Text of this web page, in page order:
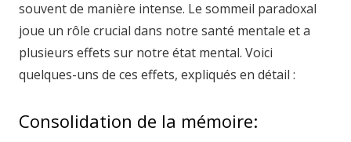
souvent de manière intense. Le sommeil paradoxal
joue un rôle crucial dans notre santé mentale et a
plusieurs effets sur notre état mental. Voici
quelques-uns de ces effets, expliqués en détail :
Consolidation de la mémoire: